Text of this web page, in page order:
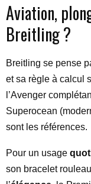
Aviation,
Breitling ?
Breitling se pense
et sa règle à calcul
l’Avenger
Superocean
sont les références.
Pour un usage
son bracelet